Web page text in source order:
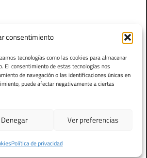
consentimiento
tecnologías como las cookies para almacenar
El consentimiento de estas tecnologías nos
de navegación o las identificaciones únicas en
puede afectar negativamente a ciertas
Denegar Ver preferencias
Política de privacidad